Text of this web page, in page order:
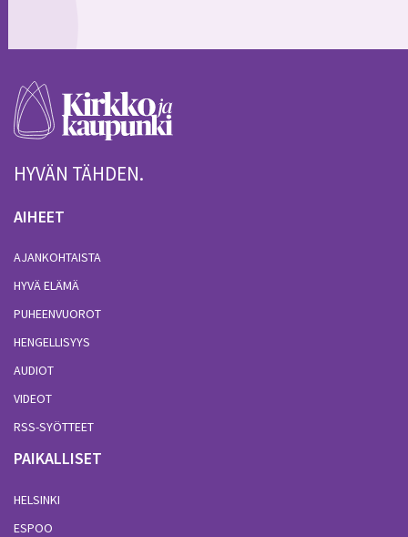
HYVÄN TÄHDEN.
AIHEET
AJANKOHTAISTA
HYVÄ ELÄMÄ
PUHEENVUOROT
HENGELLISYYS
AUDIOT
VIDEOT
RSS-SYÖTTEET
PAIKALLISET
HELSINKI
ESPOO